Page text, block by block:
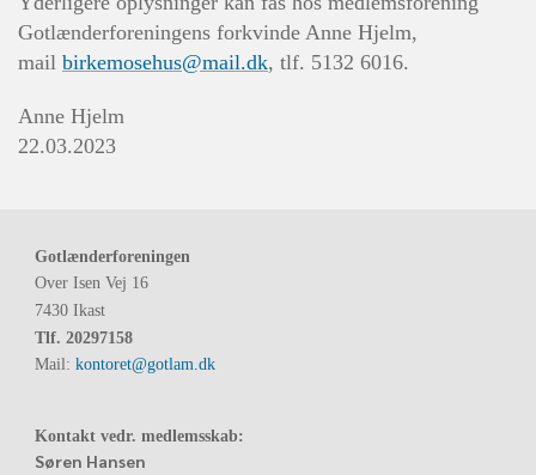
Gotlænderforeningens forkvinde Anne Hjelm,
mail birkemosehus@mail.dk, tlf. 5132 6016.
Anne Hjelm
22.03.2023
Gotlænderforeningen
Over Isen Vej 16
7430 Ikast
Tlf. 20297158
Mail: kontoret@gotlam.dk
Kontakt vedr. medlemsskab:
Søren Hansen